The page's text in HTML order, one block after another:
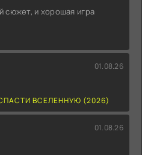
сюжет, и хорошая игра
01.08.26
ВСЕЛЕННУЮ (2026)
01.08.26